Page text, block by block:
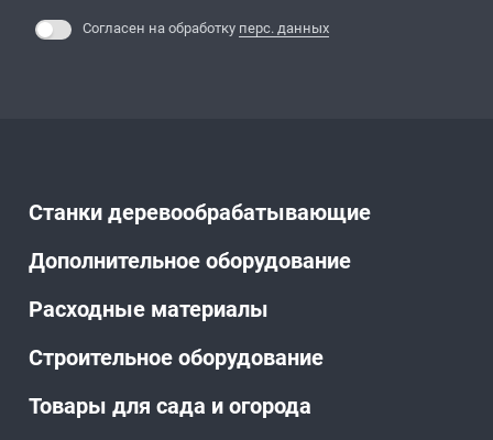
Станки деревообрабатывающие
Дополнительное оборудование
Расходные материалы
Строительное оборудование
Товары для сада и огорода
Согласен на обработку перс. данных